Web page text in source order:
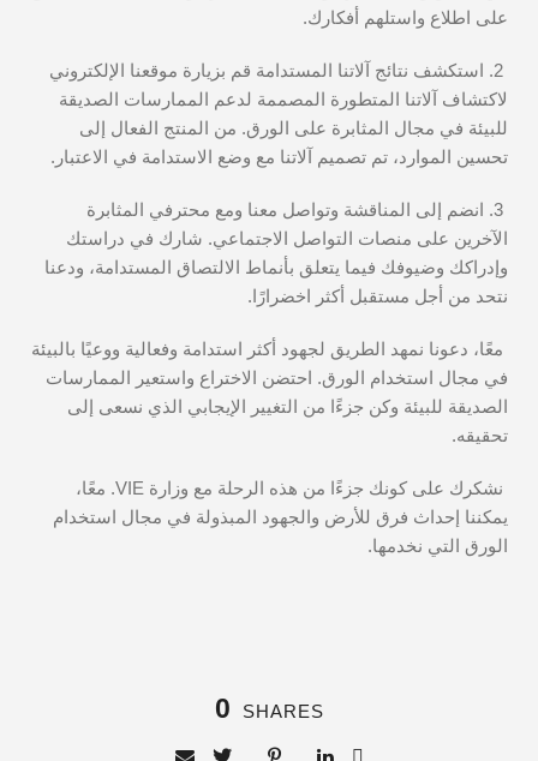
على اطلاع واستلهم أفكارك.
2. استكشف نتائج آلاتنا المستدامة قم بزيارة موقعنا الإلكتروني
لاكتشاف آلاتنا المتطورة المصممة لدعم الممارسات الصديقة
للبيئة في مجال المثابرة على الورق. من المنتج الفعال إلى
تحسين الموارد، تم تصميم آلاتنا مع وضع الاستدامة في الاعتبار.
3. انضم إلى المناقشة وتواصل معنا ومع محترفي المثابرة
الآخرين على منصات التواصل الاجتماعي. شارك في دراستك
وإدراكك وضيوفك فيما يتعلق بأنماط الالتصاق المستدامة، ودعنا
نتحد من أجل مستقبل أكثر اخضرارًا.
معًا، دعونا نمهد الطريق لجهود أكثر استدامة وفعالية ووعيًا بالبيئة
في مجال استخدام الورق. احتضن الاختراع واستعير الممارسات
الصديقة للبيئة وكن جزءًا من التغيير الإيجابي الذي نسعى إلى
تحقيقه.
نشكرك على كونك جزءًا من هذه الرحلة مع وزارة VIE. معًا،
يمكننا إحداث فرق للأرض والجهود المبذولة في مجال استخدام
الورق التي نخدمها.
0 SHARES